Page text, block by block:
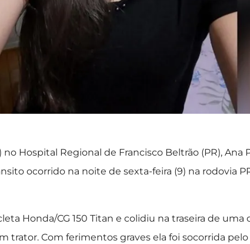
Hospital Regional de Francisco Beltrão (PR), Ana
ocorrido na noite de sexta-feira (9) na rodovia
Honda/CG 150 Titan e colidiu na traseira de uma
trator. Com ferimentos graves ela foi socorrida